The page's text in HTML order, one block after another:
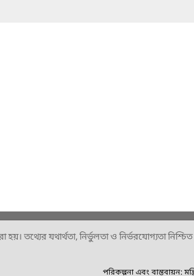
তথ্যের যথার্থতা, নির্ভুলতা ও নির্ভরযোগ্যতা নিশ্চিত
পরিকল্পনা এবং বাস্তবায়ন: